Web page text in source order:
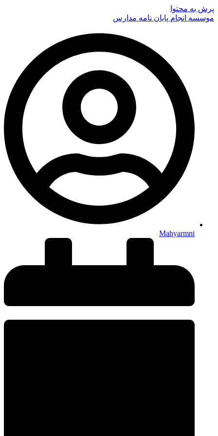
پرش به محتوا
موسسه انجام پایان نامه مدارس
Mahyarmni